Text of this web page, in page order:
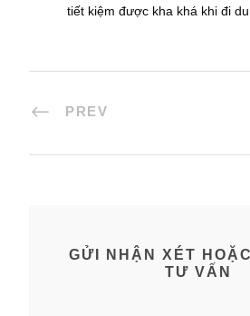
tiết kiệm được kha khá khi đi du
PREV
GỬI NHẬN XÉT
TƯ VẤN